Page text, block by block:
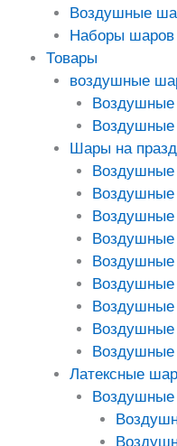
Воздушные
Наборы шаров
Товары
воздушные
Воздушные
Воздушные
Шары на
Воздушные
Латексные
Воздушные